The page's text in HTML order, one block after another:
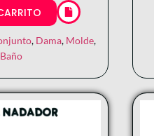
, Dama, Molde,